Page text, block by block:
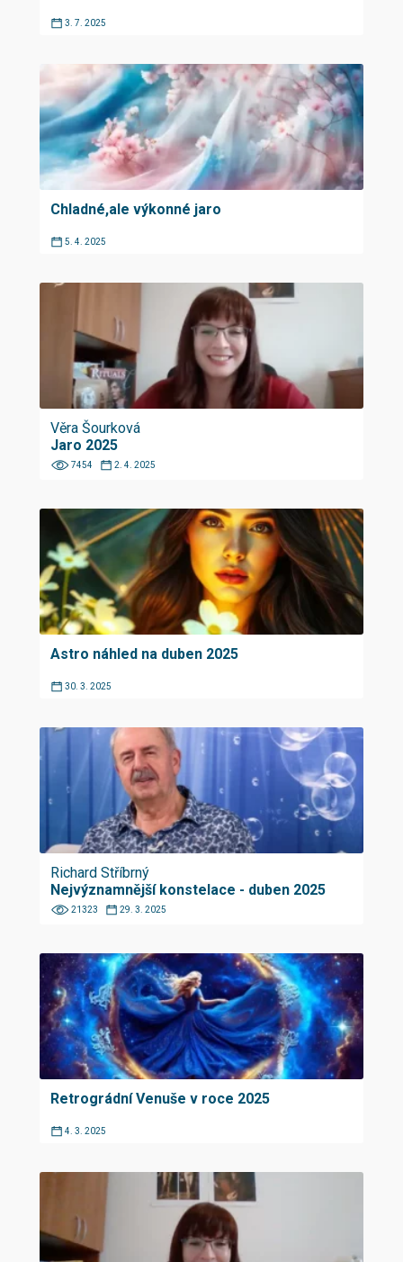
3. 7. 2025
Chladné,ale výkonné jaro
5. 4. 2025
Věra Šourková
Jaro 2025
7454 2. 4. 2025
Astro náhled na duben 2025
30. 3. 2025
Richard Stříbrný
Nejvýznamnější konstelace - duben 2025
21323 29. 3. 2025
Retrográdní Venuše v roce 2025
4. 3. 2025